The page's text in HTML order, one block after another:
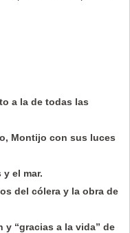
a la de todas las
Montijo con sus luces
y el mar.
del cólera y la obra de
y “gracias a la vida” de